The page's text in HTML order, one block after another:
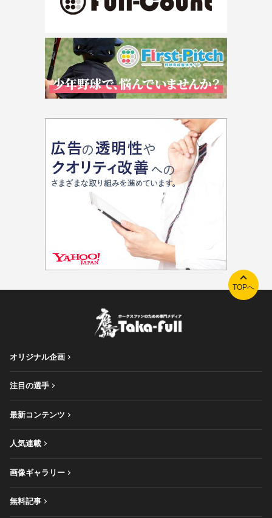
TOPへ
オリジナル企画
注目の選手
最新コンテンツ
人気連載
画像ギャラリー
無料記事